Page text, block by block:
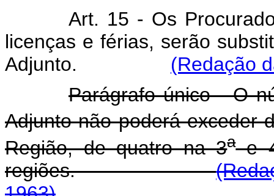
Art. 15 - Os
licenças e férias, serão
Adjunto. (Redação
Parágrafo único - O
Adjunto não poderá exceder
Região, de quatro na 3ae
regiões.